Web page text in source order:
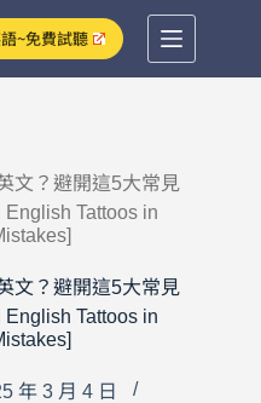
語~免費試聽
文？避開這5大常見
Tattoos in
文？避開這5大常見
Tattoos in
年 3 月 4 日